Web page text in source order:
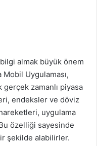
bilgi almak büyük önem
Mobil Uygulaması,
gerçek zamanlı piyasa
endeksler ve döviz
uygulama
özelliği sayesinde
şekilde alabilirler.